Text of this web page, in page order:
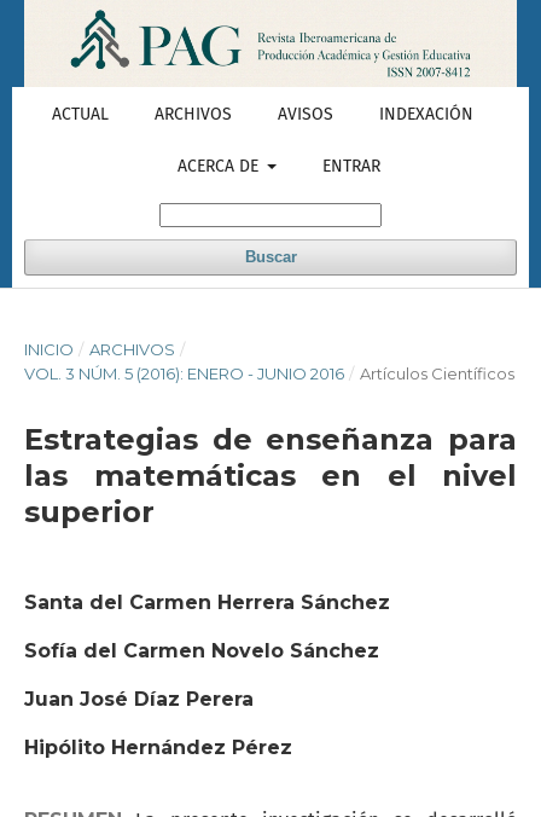
ACTUAL ARCHIVOS AVISOS INDEXACIÓN
ACERCA DE ENTRAR
Buscar
INICIO / ARCHIVOS /
VOL. 3 NÚM. 5 (2016): ENERO - JUNIO 2016 / Artículos Científicos
Estrategias de enseñanza para
las matemáticas en el nivel
superior
Santa del Carmen Herrera Sánchez
Sofía del Carmen Novelo Sánchez
Juan José Díaz Perera
Hipólito Hernández Pérez